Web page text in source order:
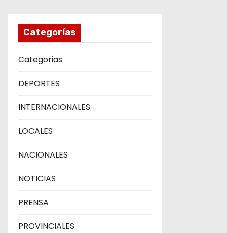
Categorías
Categorias
DEPORTES
INTERNACIONALES
LOCALES
NACIONALES
NOTICIAS
PRENSA
PROVINCIALES